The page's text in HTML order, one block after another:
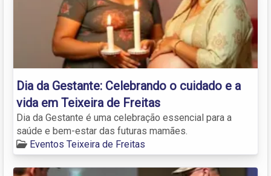
Dia da Gestante: Celebrando o cuidado e a
vida em Teixeira de Freitas
Dia da Gestante é uma celebração essencial para a
saúde e bem-estar das futuras mamães.
Eventos Teixeira de Freitas